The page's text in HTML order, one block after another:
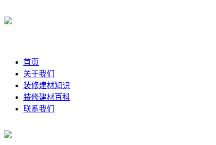
首页
关于我们
装修建材知识
装修建材百科
联系我们